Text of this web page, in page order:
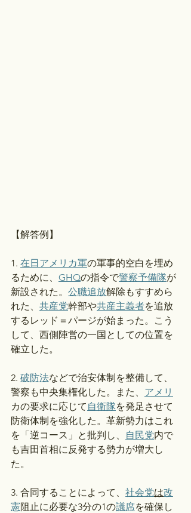
【解答例】
1. 在日アメリカ軍の軍事的空白を埋め
るために、 GHQの指令で警察予備隊が
新設された。 公職追放解除もすすめら
れた、 共産党幹部や共産主義者を追放
するレッド＝パージが始まった。こう
して、西側陣営の一国としての位置を
確立した。
2. 破防法などで治安体制を整備して、
警察も中央集権化した。また、 アメリ
カの要求に応じて 自衛隊を発足させて
防衛体制を強化した。革新勢力はこれ
を「逆コース」と批判し、
自民党内で
も吉田首相に反発する勢力が増大し
た。
3. 合同することによって、 社会党は改
憲阻止に必要な3分の1の議席を確保し